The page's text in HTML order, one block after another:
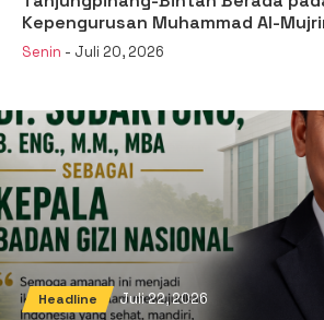
Kepengurusan Muhammad Al-
Senin - Juli 20, 2026
Headline Juli 22, 2026